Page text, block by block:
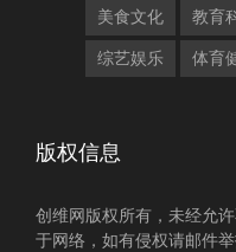
美食文化 教育
综艺娱乐 体育
版权信息
创维网版权所有，未经允
于网络，如有侵权请邮件举